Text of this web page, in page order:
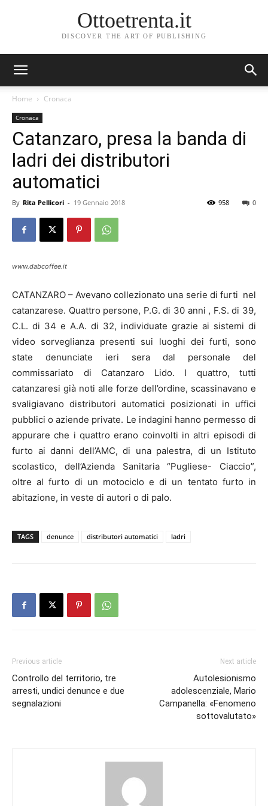
Ottoetrenta.it
DISCOVER THE ART OF PUBLISHING
Home Cronaca
Cronaca
Catanzaro, presa la banda di
ladri dei distributori
automatici
By Rita Pellicori - 19 Gennaio 2018 0
958
www.dabcoffee.it
CATANZARO – Avevano collezionato una serie di furti nel
catanzarese. Quattro persone, P.G. di 30 anni , F.S. di 39,
C.L. di 34 e A.A. di 32, individuate grazie ai sistemi di
video sorveglianza presenti sui luoghi dei furti, sono
state denunciate ieri sera dal personale del
commissariato di Catanzaro Lido. I quattro, tutti
catanzaresi già noti alle forze dell’ordine, scassinavano e
svaligiavano distributori automatici posizionati in uffici
pubblici o aziende private. Le indagini hanno permesso di
appurare che i quattro erano coinvolti in altri episodi di
furto ai danni dell’AMC, di una palestra, di un Istituto
scolastico, dell’Azienda Sanitaria “Pugliese- Ciaccio”,
oltre al furto di un motociclo e di un tentato furto in
abitazione, in veste di autori o di palo.
TAGS denunce distributori automatici ladri
Previous article
Controllo del territorio, tre
arresti, undici denunce e due
segnalazioni
Next article
Autolesionismo
adolescenziale, Mario
Campanella: «Fenomeno
sottovalutato»